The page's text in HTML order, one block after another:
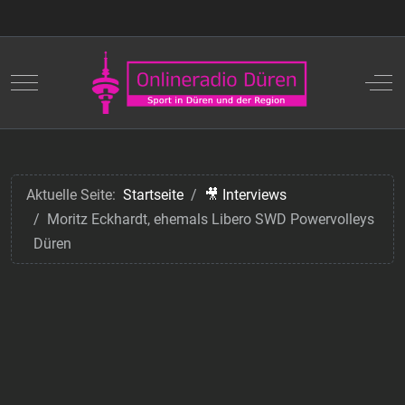
Mobile Menu Toggle Off-
Aktuelle Seite: Startseite
🎥 Interviews
Moritz Eckhardt, ehemals Libero SWD Powervolleys
Düren